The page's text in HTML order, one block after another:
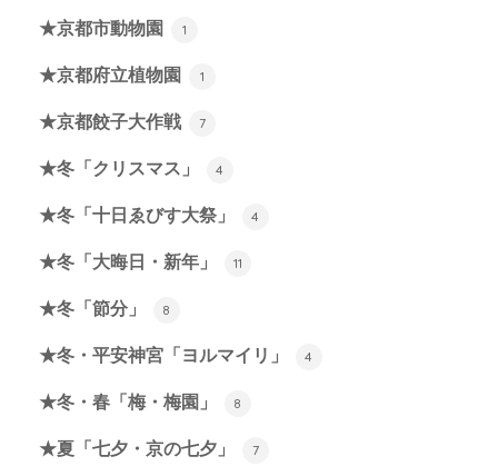
★京都市動物園 1
★京都府立植物園 1
★京都餃子大作戦 7
★冬「クリスマス」 4
★冬「十日ゑびす大祭」 4
★冬「大晦日・新年」 11
★冬「節分」 8
★冬・平安神宮「ヨルマイリ」 4
★冬・春「梅・梅園」 8
★夏「七夕・京の七夕」 7